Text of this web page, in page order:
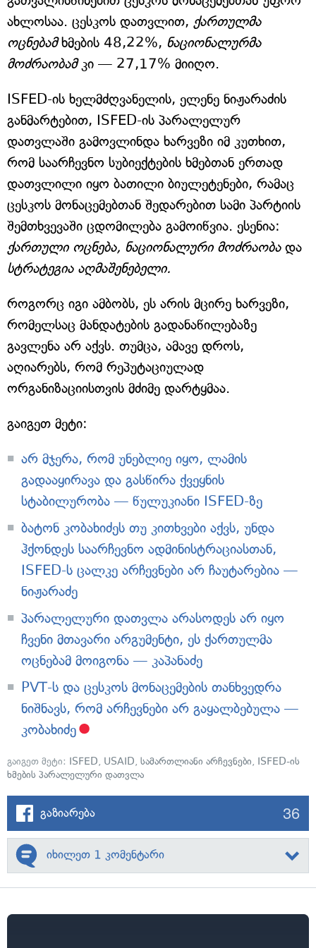
ახლოსაა. ცესკოს დათვლით, ქართულმა
ოცნებამხმების 48,22%, ნაციონალურმა
მოძრაობამ კი — 27,17% მიიღო.
ISFED-ის ხელმძღვანელის, ელენე ნიჟარაძის
განმარტებით, ISFED-ის პარალელურ
დათვლაში გამოვლინდა ხარვეზი იმ კუთხით,
რომ საარჩევნო სუბიექტების ხმებთან ერთად
დათვლილი იყო ბათილი ბიულეტენები, რამაც
ცესკოს მონაცემებთან შედარებით სამი პარტიის
შემთხვევაში ცდომილება გამოიწვია. ესენია:
ქართული ოცნება, ნაციონალური მოძრაობადა
სტრატეგია აღმაშენებელი.
როგორც იგი ამბობს, ეს არის მცირე ხარვეზი,
რომელსაც მანდატების გადანაწილებაზე
გავლენა არ აქვს. თუმცა, ამავე დროს,
აღიარებს, რომ რეპუტაციულად
ორგანიზაციისთვის მძიმე დარტყმაა.
გაიგეთ მეტი:
არ მჯერა, რომ უნებლიე იყო, ლამის
გადააყირავა და გასწირა ქვეყნის
სტაბილურობა — წულუკიანი ISFED-ზე
ბატონ კობახიძეს თუ კითხვები აქვს, უნდა
ჰქონდეს საარჩევნო ადმინისტრაციასთან,
ISFED-ს ცალკე არჩევნები არ ჩაუტარებია —
ნიჟარაძე
პარალელური დათვლა არასოდეს არ იყო
ჩვენი მთავარი არგუმენტი, ეს ქართულმა
ოცნებამ მოიგონა — კაპანაძე
PVT-ს და ცესკოს მონაცემების თანხვედრა
ნიშნავს, რომ არჩევნები არ გაყალბებულა —
კობახიძე
გაიგეთ მეტი: ISFED, USAID, სამართლიანი არჩევნები, ISFED-ის
ხმების პარალელური დათვლა
გაზიარება 36
იხილეთ 1 კომენტარი